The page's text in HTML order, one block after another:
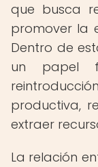
que busca
promover la
Dentro de
un papel
productiva,
extraer
La relación